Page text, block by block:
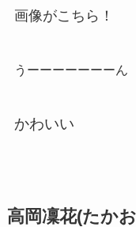
画像がこちら！
うーーーーーーーん
かわいい
高岡凜花(たか